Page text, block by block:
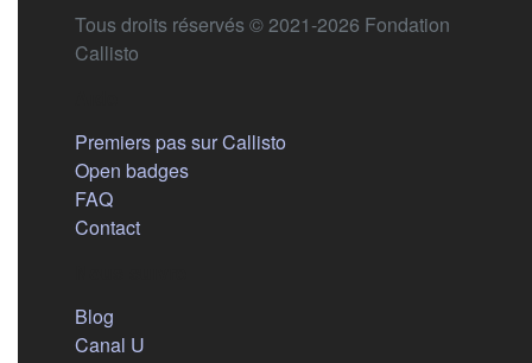
Tous droits réservés © 2021-2026 Fondation
Callisto
Premiers pas sur Callisto
Open badges
FAQ
Contact
Blog
Canal U